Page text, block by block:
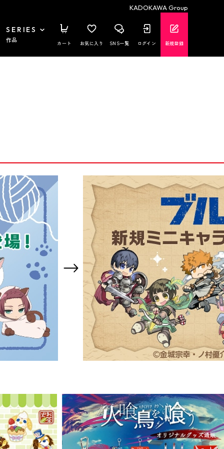
KADOKAWA Group
SERIES
作品 カート お気に入り SNS一覧 ログイン 新規登録